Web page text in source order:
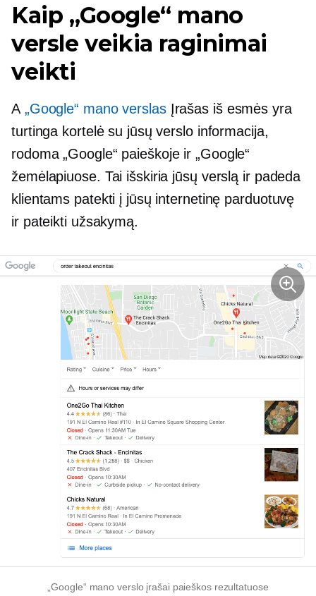
Kaip „Google“ mano
versle veikia raginimai
veikti
A „Google“ mano verslasĮrašas iš esmės yra
turtinga kortelė su jūsų verslo informacija,
rodoma „Google“ paieškoje ir „Google“
žemėlapiuose. Tai išskiria jūsų verslą ir padeda
klientams patekti į jūsų internetinę parduotuvę
ir pateikti užsakymą.
„Google“ mano verslo įrašai paieškos rezultatuose